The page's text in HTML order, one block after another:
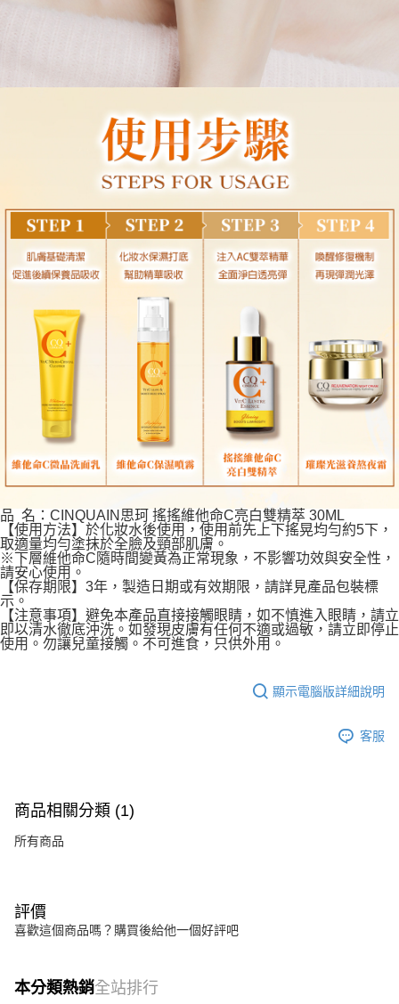
品 名：CINQUAIN思珂 搖搖維他命C亮白雙精萃 30ML
【使用方法】於化妝水後使用，使用前先上下搖晃均勻約5下，
取適量均勻塗抹於全臉及頸部肌膚。
※下層維他命C隨時間變黃為正常現象，不影響功效與安全性，
請安心使用。
【保存期限】3年，製造日期或有效期限，請詳見產品包裝標
示。
【注意事項】避免本產品直接接觸眼睛，如不慎進入眼睛，請立
即以清水徹底沖洗。如發現皮膚有任何不適或過敏，請立即停止
使用。勿讓兒童接觸。不可進食，只供外用。
顯示電腦版詳細說明
客服
商品相關分類 (1)
所有商品
評價
喜歡這個商品嗎？購買後給他一個好評吧
本分類熱銷全站排行